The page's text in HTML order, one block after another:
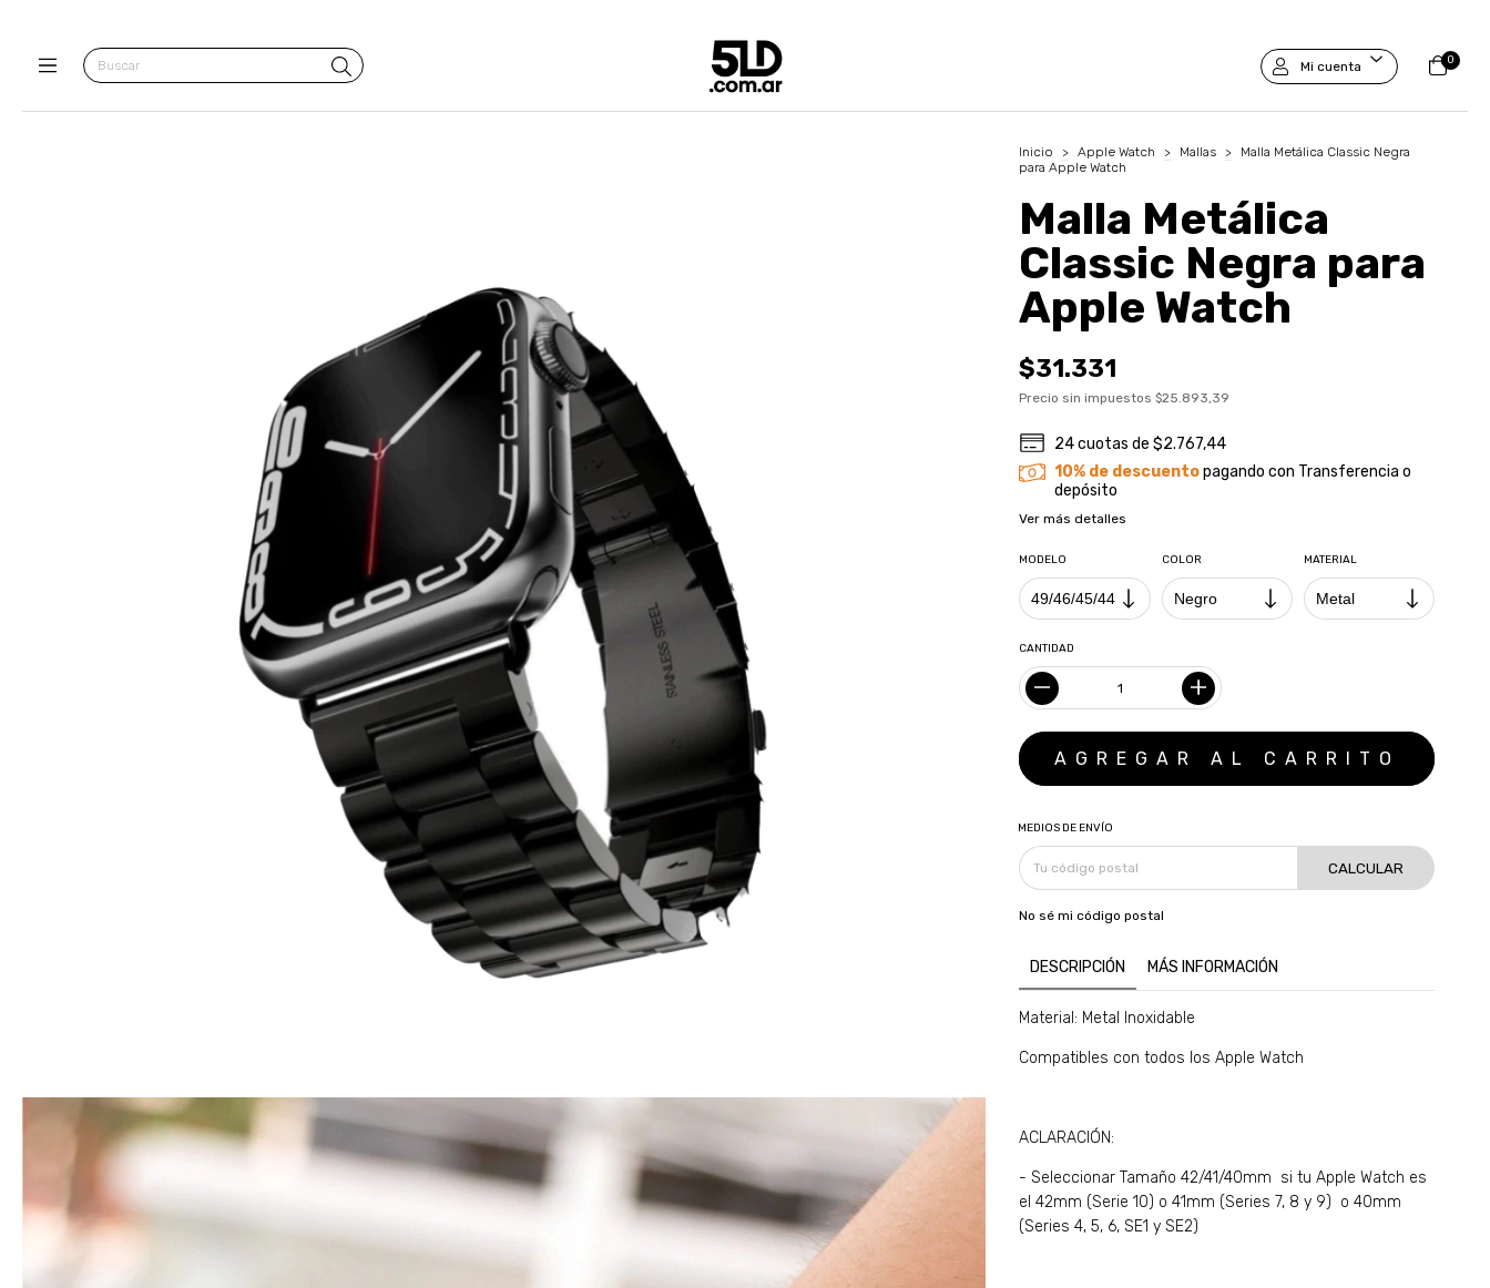
Mi cuenta 0
Inicio > Apple Watch > Mallas >
Malla Metálica Classic Negra
para Apple Watch
Malla Metálica
Classic Negra para
Apple Watch
$31.331
Precio sin impuestos$25.893,39
24cuotas de $2.767,44
10% de descuentopagando con Transferencia o
depósito
Ver más detalles
MODELO COLOR MATERIAL
CANTIDAD
MEDIOS DE ENVÍO
CALCULAR
No sé mi código postal
DESCRIPCIÓN MÁS INFORMACIÓN
Material: Metal Inoxidable
Compatibles con todos los Apple Watch
ACLARACIÓN:
- Seleccionar Tamaño 42/41/40mm si tu Apple Watch es
el 42mm (Serie 10) o 41mm (Series 7, 8 y 9) o 40mm
(Series 4, 5, 6, SE1 y SE2)